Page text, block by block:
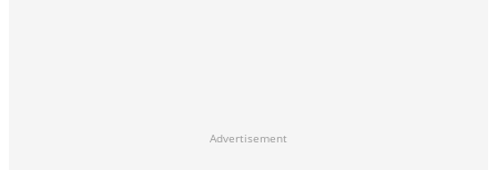
Advertisement